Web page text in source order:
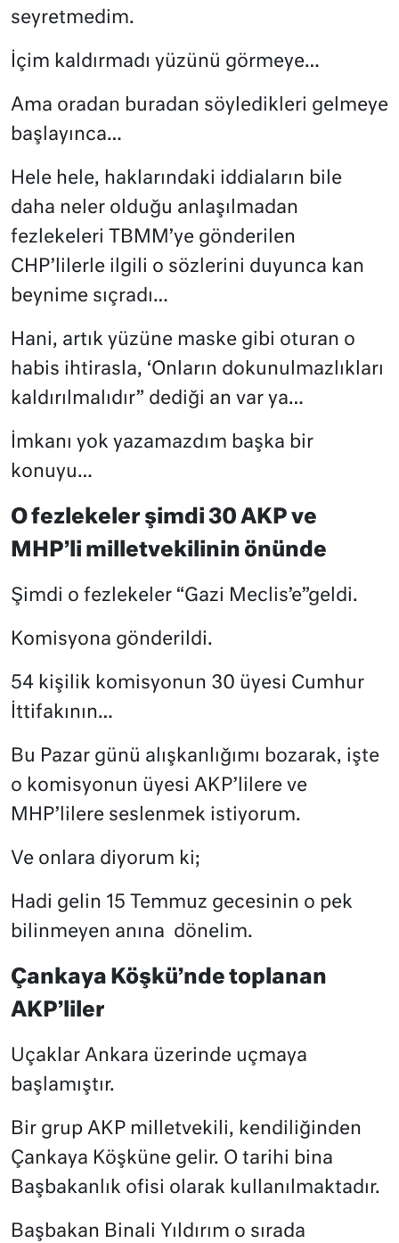
seyretmedim.
İçim kaldırmadı yüzünü görmeye…
Ama oradan buradan söyledikleri gelmeye
başlayınca…
Hele hele, haklarındaki iddiaların bile
daha neler olduğu anlaşılmadan
fezlekeleri TBMM’ye gönderilen
CHP’lilerle ilgili o sözlerini duyunca kan
beynime sıçradı…
Hani, artık yüzüne maske gibi oturan o
habis ihtirasla, ‘Onların dokunulmazlıkları
kaldırılmalıdır” dediği an var ya…
İmkanı yok yazamazdım başka bir
konuyu…
O fezlekeler şimdi 30 AKP ve
MHP’li milletvekilinin önünde
Şimdi o fezlekeler “Gazi Meclis’e”geldi.
Komisyona gönderildi.
54 kişilik komisyonun 30 üyesi Cumhur
İttifakının…
Bu Pazar günü alışkanlığımı bozarak, işte
o komisyonun üyesi AKP’lilere ve
MHP’lilere seslenmek istiyorum.
Ve onlara diyorum ki;
Hadi gelin 15 Temmuz gecesinin o pek
bilinmeyen anına dönelim.
Çankaya Köşkü’nde toplanan
AKP’liler
Uçaklar Ankara üzerinde uçmaya
başlamıştır.
Bir grup AKP milletvekili, kendiliğinden
Çankaya Köşküne gelir. O tarihi bina
Başbakanlık ofisi olarak kullanılmaktadır.
Başbakan Binali Yıldırım o sırada